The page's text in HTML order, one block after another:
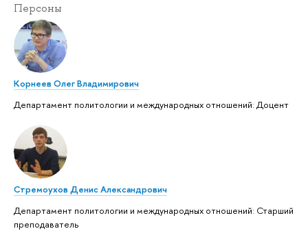
Персоны
Корнеев Олег Владимирович
Департамент политологии и международных отношений: Доцент
Стремоухов Денис Александрович
Департамент политологии и международных отношений: Старший
преподаватель